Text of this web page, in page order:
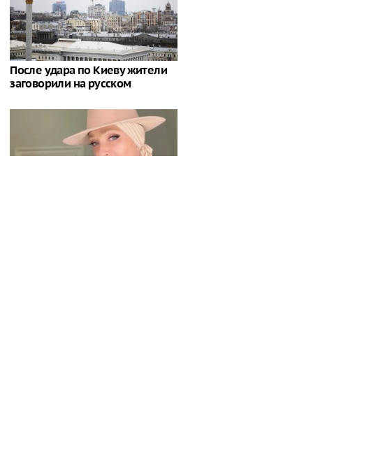
После удара по Киеву жители
заговорили на русском